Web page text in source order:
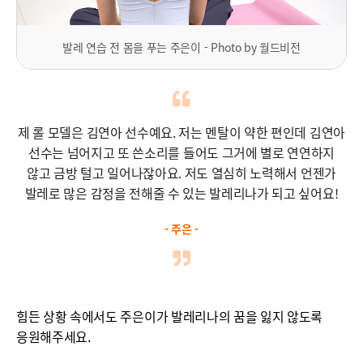
발레 연습 전 몸을 푸는 주은이 - Photo by 월드비전
제 롤 모델은 김연아 선수예요.저는 멘탈이 약한 편인데 김연아
선수는 넘어지고 또 쓴소리를 들어도 그거에 별로 연연하지
않고 금방 털고 일어나잖아요. 저도 열심히 노력해서 언젠가
발레로 많은 감정을 전해줄 수 있는 발레리나가 되고 싶어요!
- 주은 -
힘든 상황 속에서도 주은이가 발레리나의 꿈을 잃지 않도록
응원해주세요.